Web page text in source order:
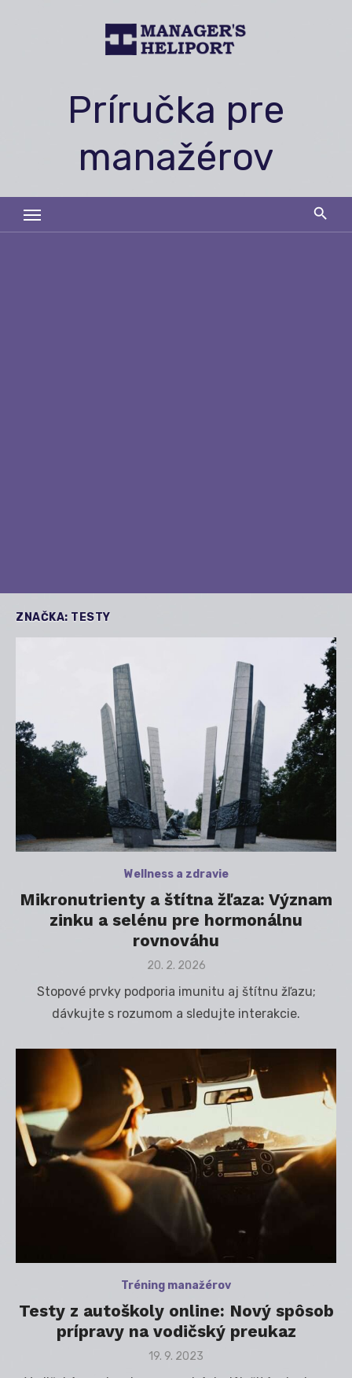
Príručka pre
manažérov
ZNAČKA: TESTY
Wellness a zdravie
Mikronutrienty a štítna žľaza: Význam
zinku a selénu pre hormonálnu
rovnováhu
Posted
20. 2. 2026
Stopové prvky podporia imunitu aj štítnu žľazu;
dávkujte s rozumom a sledujte interakcie.
Tréning manažérov
Testy z autoškoly online: Nový spôsob
prípravy na vodičský preukaz
Posted
19. 9. 2023